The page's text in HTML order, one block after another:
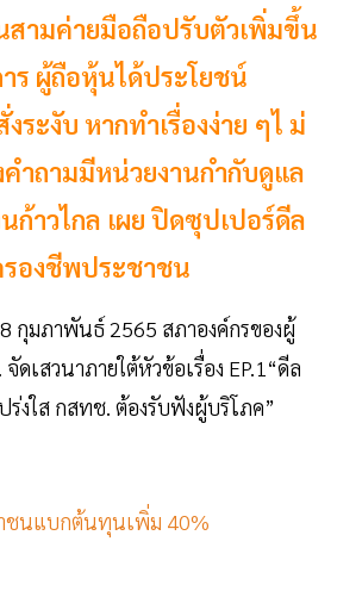
สามค่ายมือถือปรับตัวเพิ่มขึ้น
ร ผู้ถือหุ้นได้ประโยชน์
ระงับ หากทำเรื่องง่าย ๆไ ม่
ำถามมีหน่วยงานกำกับดูแล
ก้าวไกล เผย ปิดซุปเปอร์ดีล
องชีพประชาชน
กุมภาพันธ์ 2565 สภาองค์กรของผู้
ดเสวนาภายใต้หัวข้อเรื่อง EP.1“ดีล
ร่งใส กสทช. ต้องรับฟังผู้บริโภค”
ชนแบกต้นทุนเพิ่ม 40%